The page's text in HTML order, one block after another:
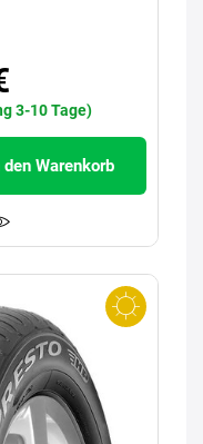
3-10 Tage)
den Warenkorb